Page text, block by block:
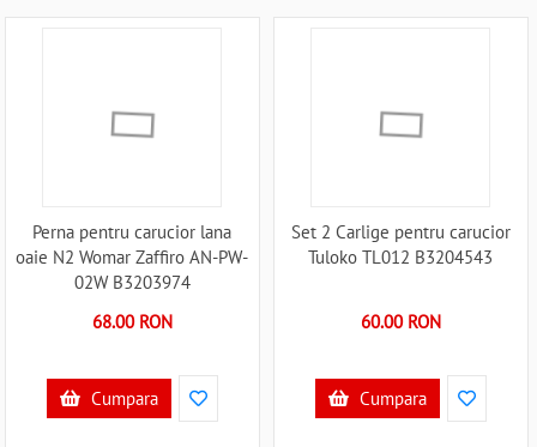
Perna pentru carucior lana
oaie N2 Womar Zaffiro AN-PW-
02W B3203974
68.00 RON
Cumpara
Set 2 Carlige pentru carucior
Tuloko TL012 B3204543
60.00 RON
Cumpara